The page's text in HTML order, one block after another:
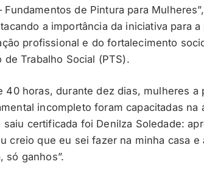
Fundamentos de Pintura para
a importância da iniciativa para
profissional e do fortalecimento
Trabalho Social (PTS).
40 horas, durante dez dias, mulheres a
incompleto foram capacitadas na
certificada foi Denilza Soledade:
creio que eu sei fazer na minha casa e
só ganhos”.